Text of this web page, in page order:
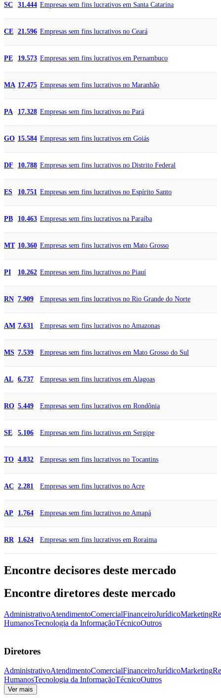
SC 31.444 Empresas sem fins lucrativos em Santa Catarina
CE 21.596 Empresas sem fins lucrativos no Ceará
PE 19.573 Empresas sem fins lucrativos em Pernambuco
MA 17.475 Empresas sem fins lucrativos no Maranhão
PA 17.328 Empresas sem fins lucrativos no Pará
GO 15.584 Empresas sem fins lucrativos em Goiás
DF 10.788 Empresas sem fins lucrativos no Distrito Federal
ES 10.751 Empresas sem fins lucrativos no Espírito Santo
PB 10.463 Empresas sem fins lucrativos na Paraíba
MT 10.360 Empresas sem fins lucrativos em Mato Grosso
PI 10.262 Empresas sem fins lucrativos no Piauí
RN 7.909 Empresas sem fins lucrativos no Rio Grande do Norte
AM 7.631 Empresas sem fins lucrativos no Amazonas
MS 7.539 Empresas sem fins lucrativos em Mato Grosso do Sul
AL 6.737 Empresas sem fins lucrativos em Alagoas
RO 5.449 Empresas sem fins lucrativos em Rondônia
SE 5.106 Empresas sem fins lucrativos em Sergipe
TO 4.832 Empresas sem fins lucrativos no Tocantins
AC 2.281 Empresas sem fins lucrativos no Acre
AP 1.764 Empresas sem fins lucrativos no Amapá
RR 1.624 Empresas sem fins lucrativos em Roraima
Encontre decisores deste mercado
Encontre diretores deste mercado
AdministrativoAtendimentoComercialFinanceiroJurídicoMarketing
HumanosTecnologia da InformaçãoTécnicoOutros
Diretores
AdministrativoAtendimentoComercialFinanceiroJurídicoMarketing
HumanosTecnologia da InformaçãoTécnicoOutros
Ver mais